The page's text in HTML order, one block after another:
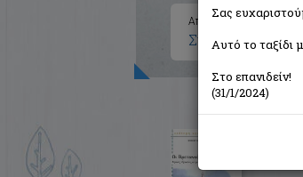
Αποτελέσματα
Συγγραφέας:
Σας
Αυτό το ταξίδι
Στο επανιδείν!
(31/1/2024)